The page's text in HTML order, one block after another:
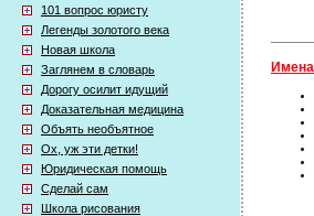
101 вопрос юристу
Легенды золотого века
Новая школа
Заглянем в словарь
Дорогу осилит идущий
Доказательная медицина
Объять необъятное
Ох, уж эти детки!
Юридическая помощь
Сделай сам
Школа рисования
Имена